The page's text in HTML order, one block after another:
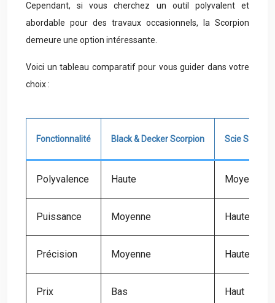
Cependant, si vous cherchez un outil polyvalent et
abordable pour des travaux occasionnels, la Scorpion
demeure une option intéressante.
Voici un tableau comparatif pour vous guider dans votre
choix :
Fonctionnalité Black & Decker Scorpion Scie
Polyvalence Haute Moyenne
Puissance Moyenne Haute
Précision Moyenne Haute
Prix Bas Haut